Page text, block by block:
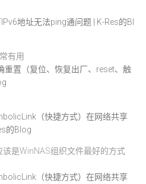
地址无法ping通问题 | K-Res的Bl
有用
重置（复位、恢复出厂、reset、触
（快捷方式）在网络共享
的Blog
是WinNAS组织文件最好的方式
（快捷方式）在网络共享